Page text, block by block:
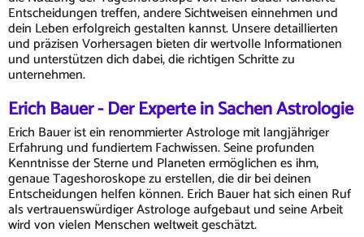
Entscheidungen treffen, andere Sichtweisen einnehmen und
dein Leben erfolgreich gestalten kannst. Unsere detaillierten
und präzisen Vorhersagen bieten dir wertvolle Informationen
und unterstützen dich dabei, die richtigen Schritte zu
unternehmen.
Erich Bauer - Der Experte in Sachen Astrologie
Erich Bauer ist ein renommierter Astrologe mit langjähriger
Erfahrung und fundiertem Fachwissen. Seine profunden
Kenntnisse der Sterne und Planeten ermöglichen es ihm,
genaue Tageshoroskope zu erstellen, die dir bei deinen
Entscheidungen helfen können. Erich Bauer hat sich einen Ruf
als vertrauenswürdiger Astrologe aufgebaut und seine Arbeit
wird von vielen Menschen weltweit geschätzt.